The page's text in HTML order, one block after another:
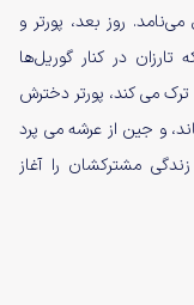
روز بعد، پورتر و
در کنار گوریل‌ها
می کند، پورتر دخترش
و جین از عرشه می پرد
مشترکشان را آغاز